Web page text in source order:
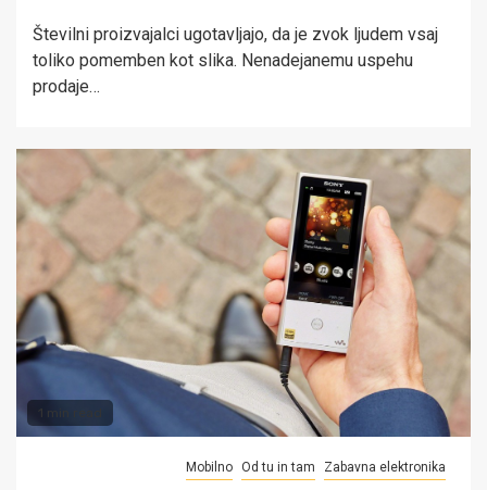
Številni proizvajalci ugotavljajo, da je zvok ljudem vsaj
toliko pomemben kot slika. Nenadejanemu uspehu
prodaje…
1 min read
Mobilno Od tu in tam Zabavna elektronika